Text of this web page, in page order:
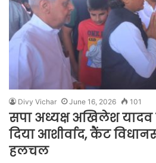
Divy Vichar June 16, 2026 101
सपा अध्यक्ष अखिलेश यादव
दिया आशीर्वाद, कैंट
हलचल